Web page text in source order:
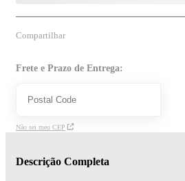
Compartilhar
Frete e Prazo de Entrega:
Não sei meu CEP
Descrição Completa